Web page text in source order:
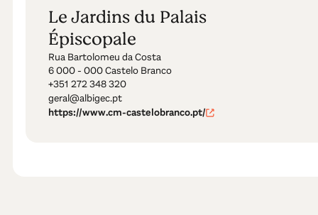
Le Jardins du Palais
Épiscopale
Rua Bartolomeu da Costa
6 000 - 000 Castelo Branco
+351 272 348 320
geral@albigec.pt
https://www.cm-castelobranco.pt/